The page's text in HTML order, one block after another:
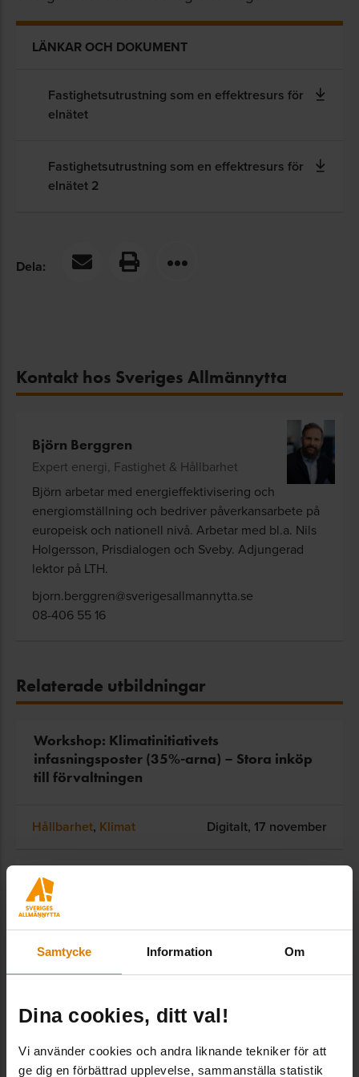
Samtycke Information Om
Dina cookies, ditt val!
Vi använder cookies och andra liknande tekniker för att
ge dig en förbättrad upplevelse, sammanställa statistik
LÄNKAR OCH DOKUMENT
Fastighetsutrustning som en effektresurs för
elnätet
Fastighetsutrustning som en effektresurs för
elnätet 2
Dela:
Kontakt hos Sveriges Allmännytta
Björn Berggren
Expert energi, Fastighet & Hållbarhet
Björn arbetar med energi­effektivisering och
energi­omställning och bedriver påverkans­arbete på
europeisk och nationell nivå. Arbetar med bl.a. Nils
Holgersson, Pris­dialogen och Sveby. Adjungerad
lektor på LTH.
bjorn.berggren@sverigesallmannytta.se
08-406 55 16
Relaterade utbildningar
Workshop: Klimatinitiativets
infasningsposter (35%-arna) – Stora inköp
till förvaltningen
Hållbarhet, Klimat Digitalt, 17 november
Workshop – Klimatinitiativets
infasningsposter (35%-arna) – Renovering
och ombyggnation